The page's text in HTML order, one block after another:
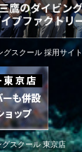
グスクール 採用サイト
グスクール 東京店